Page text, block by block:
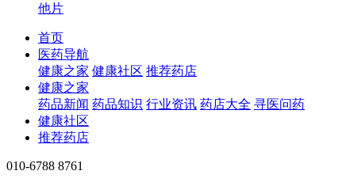
他片
首页
医药导航
健康之家 健康社区 推荐药店
健康之家
药品新闻 药品知识 行业资讯 药店大全 寻医问药
健康社区
推荐药店
010-6788 8761